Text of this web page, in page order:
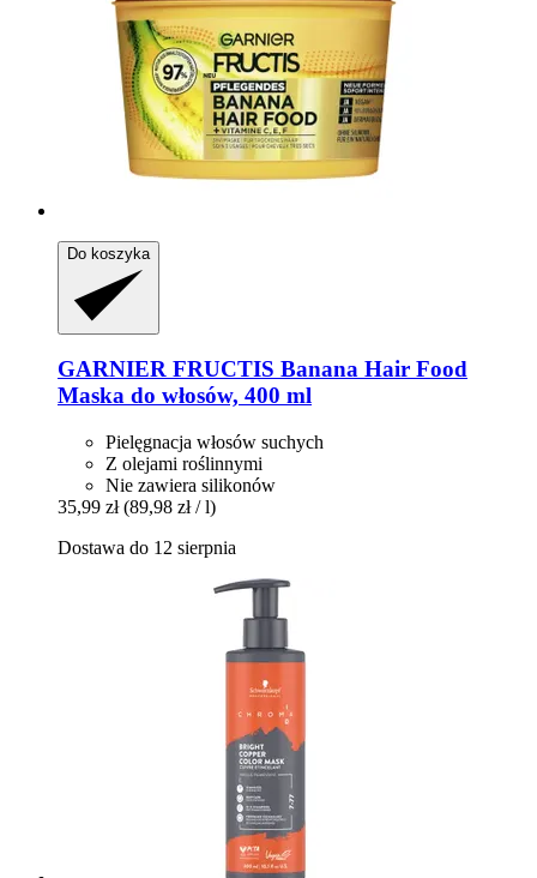
Do koszyka
GARNIER FRUCTIS Banana Hair Food
Maska do włosów, 400 ml
Pielęgnacja włosów suchych
Z olejami roślinnymi
Nie zawiera silikonów
35,99 zł (89,98 zł / l)
Dostawa do 12 sierpnia